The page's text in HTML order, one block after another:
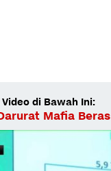
di Bawah Ini:
Mafia Beras